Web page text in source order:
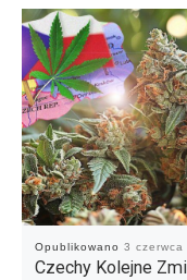
Opublikowano 3 czerwca
Czechy Kolejne